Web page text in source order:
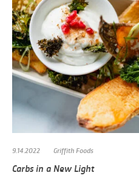
9.14.2022 Griffith Foods
Carbs in a New Light